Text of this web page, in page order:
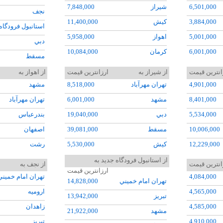
6,501,000
3,884,000
5,001,000
6,001,000
6,382,000
5,573,000
6,084,000
5,854,000
6,326,000
8,000,000
5,044,000
12,227,000
28,040,000
25,029,000
شيراز
7,848,000
کيش
11,400,000
اهواز
5,958,000
کرمان
10,084,000
مشهد
6,060,000
اروميه
7,201,000
تبريز
7,493,000
9,900,000
رشت
5,266,000
کرمانشاه
6,581,000
آبادان
9,169,000
10,837,000
گرگان
6,232,000
سيرجان
9,044,000
بيرجند
11,090,000
نجف
استانبول
دبي
مسقط
بغداد
ايروان
دوشنبه
کوالالامپور
ازمير عدنان
اسپـــارتا
باکو
آنکارا
اسلام آباد
مسکو ونوکووا
قیمت
4,901,000
8,401,000
5,534,000
10,006,000
12,229,000
22,519,000
7,316,000
25,047,000
25,015,000
7,182,000
از شيراز به
ارزانترین قیمت
تهران مهرآباد
8,518,000
مشهد
6,001,000
دبي
19,040,000
مسقط
39,081,000
کيش
5,530,000
رشت
7,083,000
تبريز
8,516,000
استانبول فرودگاه جديد
34,030,000
از اهواز به
مشهد
تهران مهرآباد
بندرعباس
اصفهان
رشت
شيراز
نوشهر
تبريز
ساري
قیمت
4,084,000
4,565,000
4,585,000
4,910,000
از استانبول فرودگاه جديد به
ارزانترین قیمت
تهران امام خميني
14,828,000
تبريز
13,942,000
مشهد
21,922,000
از نجف به
تهران امام
اروميه
زاهدان
تبريز